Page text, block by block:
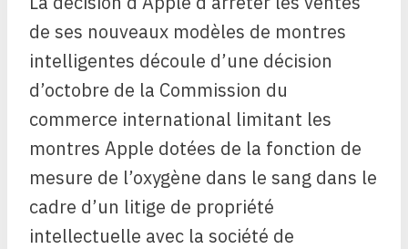
de ses nouveaux modèles de montres
intelligentes découle d’une décision
d’octobre de la Commission du
commerce international limitant les
montres Apple dotées de la fonction de
mesure de l’oxygène dans le sang dans le
cadre d’un litige de propriété
intellectuelle avec la société de